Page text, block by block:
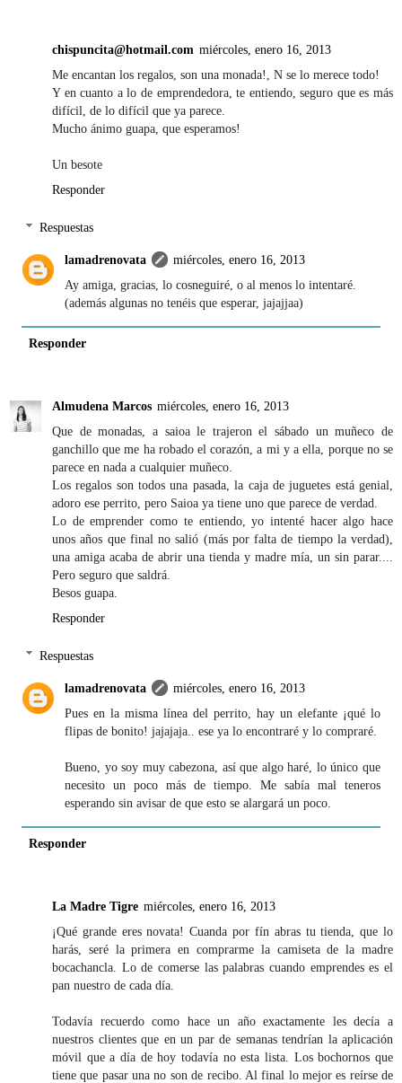
chispuncita@hotmail.com miércoles, enero 16, 2013
Me encantan los regalos, son una monada!, N se lo merece todo!
Y en cuanto a lo de emprendedora, te entiendo, seguro que es más
difícil, de lo difícil que ya parece.
Mucho ánimo guapa, que esperamos!
Un besote
Responder
Respuestas
lamadrenovata
miércoles, enero 16, 2013
Ay amiga, gracias, lo cosneguiré, o al menos lo intentaré.
(además algunas no tenéis que esperar, jajajjaa)
Responder
Almudena Marcos miércoles, enero 16, 2013
Que de monadas, a saioa le trajeron el sábado un muñeco de
ganchillo que me ha robado el corazón, a mi y a ella, porque no se
parece en nada a cualquier muñeco.
Los regalos son todos una pasada, la caja de juguetes está genial,
adoro ese perrito, pero Saioa ya tiene uno que parece de verdad.
Lo de emprender como te entiendo, yo intenté hacer algo hace
unos años que final no salió (más por falta de tiempo la verdad),
una amiga acaba de abrir una tienda y madre mía, un sin parar....
Pero seguro que saldrá.
Besos guapa.
Responder
Respuestas
lamadrenovata
miércoles, enero 16, 2013
Pues en la misma línea del perrito, hay un elefante ¡qué lo
flipas de bonito! jajajaja.. ese ya lo encontraré y lo compraré.
Bueno, yo soy muy cabezona, así que algo haré, lo único que
necesito un poco más de tiempo. Me sabía mal teneros
esperando sin avisar de que esto se alargará un poco.
Responder
La Madre Tigre miércoles, enero 16, 2013
¡Qué grande eres novata! Cuanda por fín abras tu tienda, que lo
harás, seré la primera en comprarme la camiseta de la madre
bocachancla. Lo de comerse las palabras cuando emprendes es el
pan nuestro de cada día.
Todavía recuerdo como hace un año exactamente les decía a
nuestros clientes que en un par de semanas tendrían la aplicación
móvil que a día de hoy todavía no esta lista. Los bochornos que
tiene que pasar una no son de recibo. Al final lo mejor es reírse de